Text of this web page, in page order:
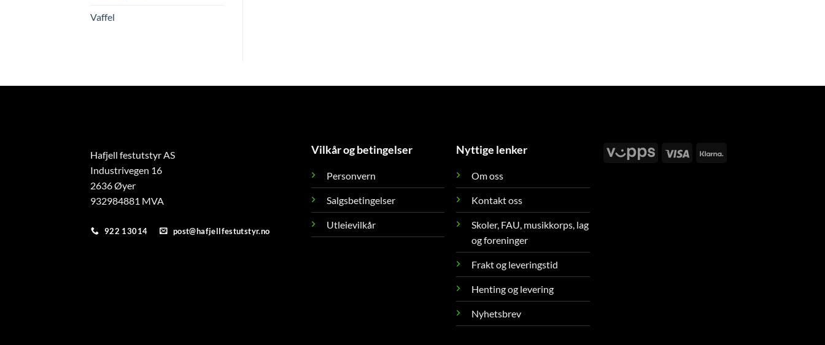
Vaffel
Hafjell festutstyr AS
Industrivegen 16
2636 Øyer
932984881 MVA
922 13014 post@hafjellfestutstyr.no
Vilkår og betingelser
Personvern
Salgsbetingelser
Utleievilkår
Nyttige lenker
Om oss
Kontakt oss
Skoler, FAU, musikkorps, lag
og foreninger
Frakt og leveringstid
Henting og levering
Nyhetsbrev
Vipps Visa